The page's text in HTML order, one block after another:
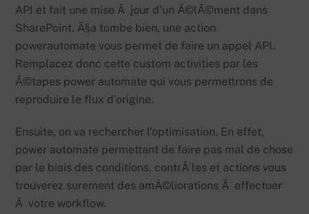
API et fait une mise Ã jour d’un Ã©lÃ©ment dans
SharePoint. Ã§a tombe bien, une action
powerautomate vous permet de faire un appel API.
Remplacez donc cette custom activities par les
Ã©tapes power automate qui vous permettrons de
reproduire le flux d’origine.
Ensuite, on va rechercher l’optimisation. En effet,
power automate permettant de faire pas mal de chose
par le biais des conditions, contrÃ´les et actions vous
trouverez surement des amÃ©liorations Ã effectuer
Ã votre workflow.